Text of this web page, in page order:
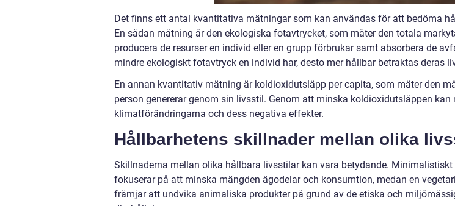
Det finns ett antal kvantitativa mätningar som kan användas för att bedöma
En sådan mätning är den ekologiska fotavtrycket, som mäter den totala
producera de resurser en individ eller en grupp förbrukar samt absorbera de
mindre ekologiskt fotavtryck en individ har, desto mer hållbar betraktas deras
En annan kvantitativ mätning är koldioxidutsläpp per capita, som mäter den
person genererar genom sin livsstil. Genom att minska koldioxidutsläppen
klimatförändringarna och dess negativa effekter.
Hållbarhetens skillnader mellan olika
Skillnaderna mellan olika hållbara livsstilar kan vara betydande. Minimalistiskt
fokuserar på att minska mängden ägodelar och konsumtion, medan en
främjar att undvika animaliska produkter på grund av de etiska och